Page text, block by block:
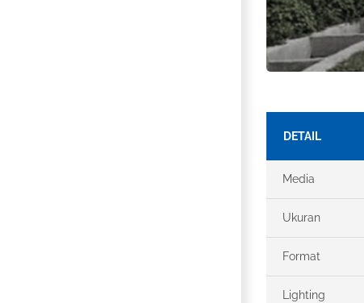
DETAIL
Media
Ukuran
Format
Lighting